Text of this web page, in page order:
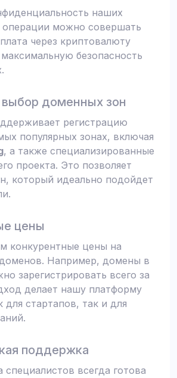
наших
операции можно совершать
через криптовалюту
безопасность
доменных зон
регистрацию
популярных зонах, включая
, а также специализированные
проекта. Это позволяет
который идеально подойдет
цены
конкурентные цены на
Например, домены в
зарегистрировать всего за
делает нашу платформу
для стартапов, так и для
поддержка
всегда готова